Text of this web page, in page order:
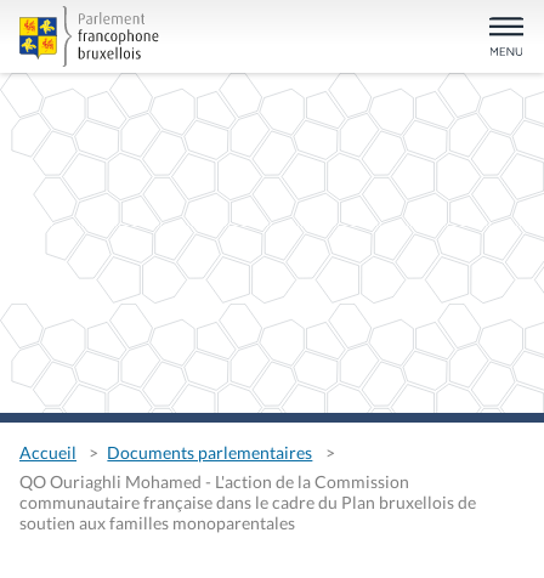
Accueil
Documents parlementaires
QO Ouriaghli Mohamed - L'action de la Commission
communautaire française dans le cadre du Plan bruxellois de
soutien aux familles monoparentales